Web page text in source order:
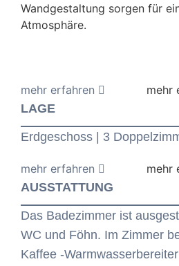
Wandgestaltung sorgen für
Atmosphäre.
LAGE
Erdgeschoss | 3
AUSSTATTUNG
Das Badezimmer ist
WC und Föhn. Im Zimmer
Kaffee -